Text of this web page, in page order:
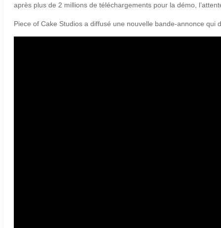
après plus de 2 millions de téléchargements pour la démo,
Piece of Cake Studios a diffusé une nouvelle bande-annonce qui